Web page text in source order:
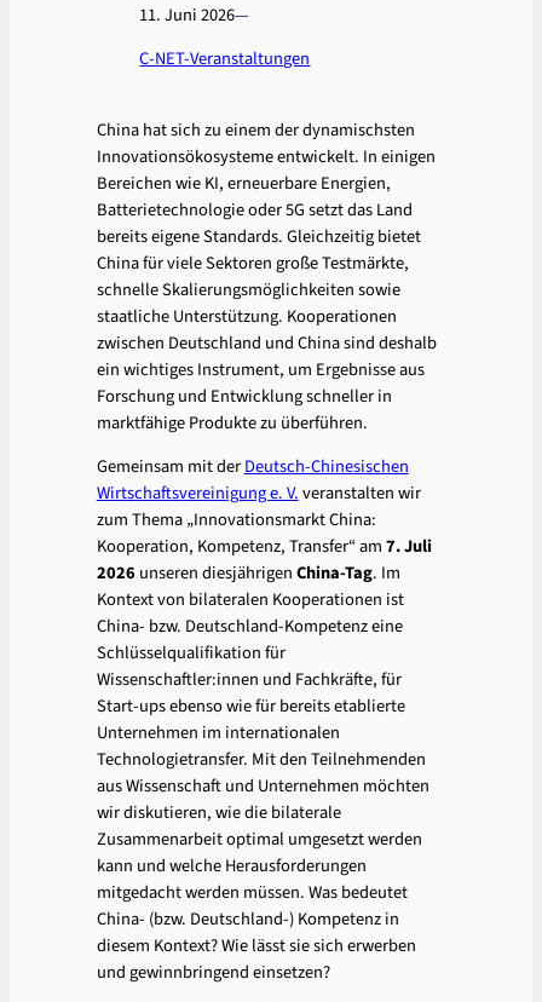
11. Juni 2026—
C-NET-Veranstaltungen
China hat sich zu einem der dynamischsten
Innovationsökosysteme entwickelt. In einigen
Bereichen wie KI, erneuerbare Energien,
Batterietechnologie oder 5G setzt das Land
bereits eigene Standards. Gleichzeitig bietet
China für viele Sektoren große Testmärkte,
schnelle Skalierungsmöglichkeiten sowie
staatliche Unterstützung. Kooperationen
zwischen Deutschland und China sind deshalb
ein wichtiges Instrument, um Ergebnisse aus
Forschung und Entwicklung schneller in
marktfähige Produkte zu überführen.
Gemeinsam mit derDeutsch-Chinesischen
Wirtschaftsvereinigung e. V.veranstalten wir
zum Thema „Innovationsmarkt China:
Kooperation, Kompetenz, Transfer“ am7. Juli
2026 unseren diesjährigenChina-Tag. Im
Kontext von bilateralen Kooperationen ist
China- bzw. Deutschland-Kompetenz eine
Schlüsselqualifikation für
Wissenschaftler:innen und Fachkräfte, für
Start-ups ebenso wie für bereits etablierte
Unternehmen im internationalen
Technologietransfer. Mit den Teilnehmenden
aus Wissenschaft und Unternehmen möchten
wir diskutieren, wie die bilaterale
Zusammenarbeit optimal umgesetzt werden
kann und welche Herausforderungen
mitgedacht werden müssen. Was bedeutet
China- (bzw. Deutschland-) Kompetenz in
diesem Kontext? Wie lässt sie sich erwerben
und gewinnbringend einsetzen?